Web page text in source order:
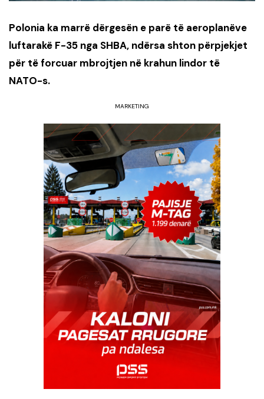
Polonia ka marrë dërgesën e parë të aeroplanëve
luftarakë F-35 nga SHBA, ndërsa shton përpjekjet
për të forcuar mbrojtjen në krahun lindor të
NATO-s.
MARKETING